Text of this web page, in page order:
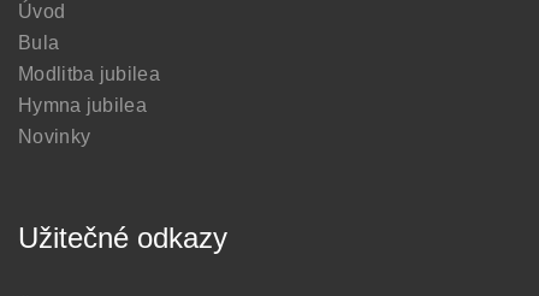
Úvod
Bula
Modlitba jubilea
Hymna jubilea
Novinky
Užitečné odkazy